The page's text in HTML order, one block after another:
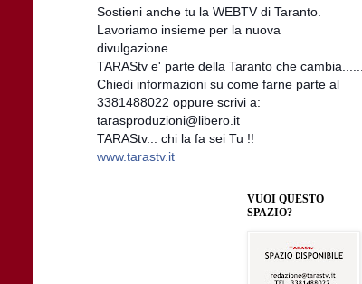
Sostieni anche tu la WEBTV di Taranto.
Lavoriamo insieme per la nuova
divulgazione......
TARAStv e' parte della Taranto che cambia......
Chiedi informazioni su come farne parte al
3381488022 oppure scrivi a:
tarasproduzioni@libero.it
TARAStv... chi la fa sei Tu !!
www.tarastv.it
VUOI QUESTO
SPAZIO?